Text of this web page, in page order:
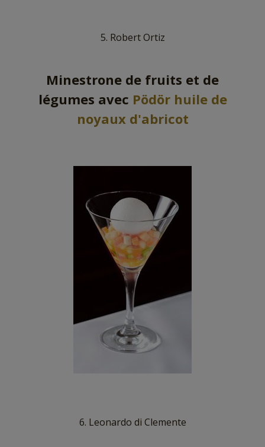
5. Robert Ortiz
Minestrone de fruits et de
légumes avec Pödör huile de
noyaux d'abricot
6. Leonardo di Clemente